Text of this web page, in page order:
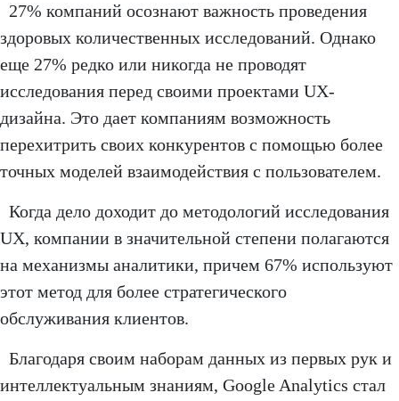
27% компаний осознают важность проведения
здоровых количественных исследований. Однако
еще 27% редко или никогда не проводят
исследования перед своими проектами UX-
дизайна. Это дает компаниям возможность
перехитрить своих конкурентов с помощью более
точных моделей взаимодействия с пользователем.
Когда дело доходит до методологий исследования
UX, компании в значительной степени полагаются
на механизмы аналитики, причем 67% используют
этот метод для более стратегического
обслуживания клиентов.
Благодаря своим наборам данных из первых рук и
интеллектуальным знаниям, Google Analytics стал